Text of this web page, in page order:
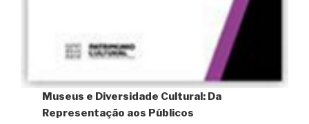
Museus e Diversidade Cultural: Da
Representação aos Públicos